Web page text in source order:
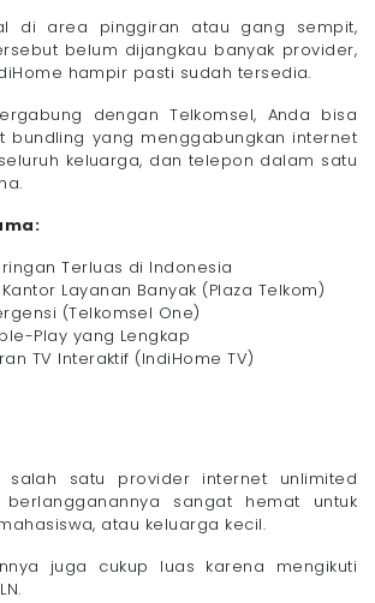
di area pinggiran atau gang sempit,
belum dijangkau banyak provider,
hampir pasti sudah tersedia.
dengan Telkomsel, Anda bisa
bundling yang menggabungkan internet
keluarga, dan telepon dalam satu
Terluas di Indonesia
Layanan Banyak (Plaza Telkom)
(Telkomsel One)
Play yang Lengkap
TV Interaktif (IndiHome TV)
salah satu provider internet unlimited
berlangganannya sangat hemat untuk
atau keluarga kecil.
juga cukup luas karena mengikuti